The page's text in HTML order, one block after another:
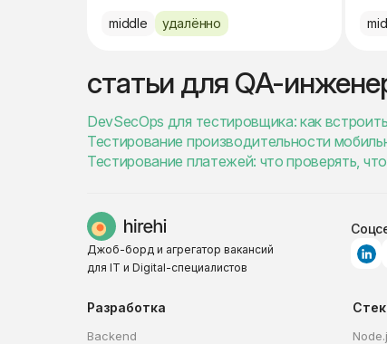
middle удалённо
статьи для QA-
DevSecOps для тестировщика: как
Тестирование производительности
Тестирование платежей: что проверять,
Джоб-борд и агрегатор вакансий
для IT и Digital-специалистов
Разработка
Backend